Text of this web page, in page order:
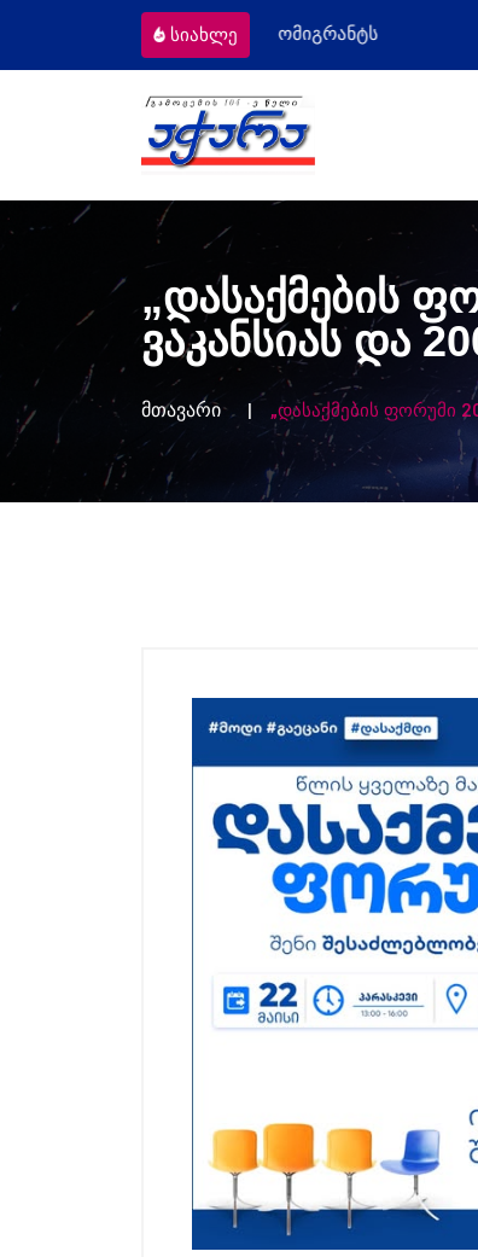
სიახლე მოსამართლეებს
„დასაქმების
ვაკანსიას და
მთავარი „დასაქმების ფორუმი